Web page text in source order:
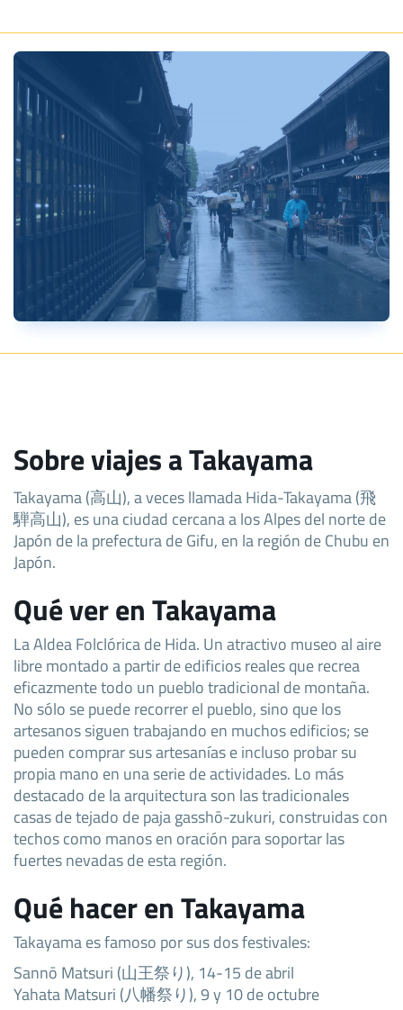
Sobre viajes a Takayama
Takayama (高山), a veces llamada Hida-Takayama (飛
騨高山), es una ciudad cercana a los Alpes del norte de
Japón de la prefectura de Gifu, en la región de Chubu en
Japón.
Qué ver en Takayama
La Aldea Folclórica de Hida. Un atractivo museo al aire
libre montado a partir de edificios reales que recrea
eficazmente todo un pueblo tradicional de montaña.
No sólo se puede recorrer el pueblo, sino que los
artesanos siguen trabajando en muchos edificios; se
pueden comprar sus artesanías e incluso probar su
propia mano en una serie de actividades. Lo más
destacado de la arquitectura son las tradicionales
casas de tejado de paja gasshō-zukuri, construidas con
techos como manos en oración para soportar las
fuertes nevadas de esta región.
Qué hacer en Takayama
Takayama es famoso por sus dos festivales:
Sannō Matsuri (山王祭り), 14-15 de abril
Yahata Matsuri (八幡祭り), 9 y 10 de octubre